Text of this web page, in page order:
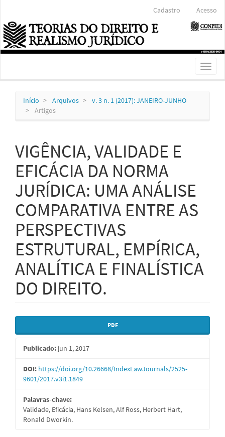
Conteúdo
principal
Barra
Lateral
Cadastro Acesso
Toggle
Início Arquivos
v. 3 n. 1 (2017): JANEIRO-JUNHO
Artigos
VIGÊNCIA, VALIDADE E
EFICÁCIA DA NORMA
JURÍDICA: UMA ANÁLISE
COMPARATIVA ENTRE AS
PERSPECTIVAS
ESTRUTURAL, EMPÍRICA,
ANALÍTICA E FINALÍSTICA
DO DIREITO.
Barra
lateral
de
artigos
PDF
Publicado: jun 1, 2017
DOI: https://doi.org/10.26668/IndexLawJournals/2525-
9601/2017.v3i1.1849
Palavras-chave:
Validade, Eficácia, Hans Kelsen, Alf Ross, Herbert Hart,
Ronald Dworkin.